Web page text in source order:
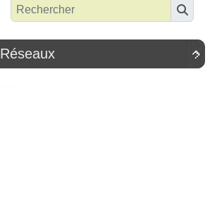

Réseaux